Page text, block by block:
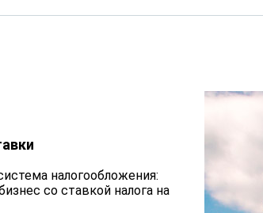
налогообложения:
со ставкой налога на